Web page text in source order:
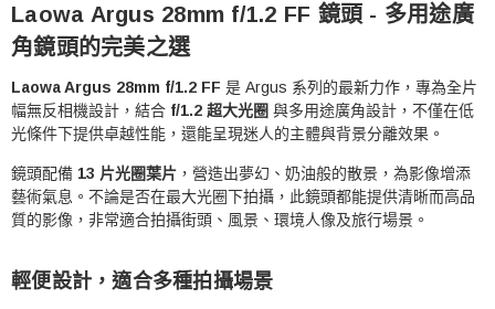
Laowa Argus 28mm f/1.2 FF 鏡頭 - 多用途廣
角鏡頭的完美之選
Laowa Argus 28mm f/1.2 FF 是 Argus 系列的最新力作，專為全片
幅無反相機設計，結合 f/1.2 超大光圈 與多用途廣角設計，不僅在低
光條件下提供卓越性能，還能呈現迷人的主體與背景分離效果。
鏡頭配備 13 片光圈葉片 ，營造出夢幻、奶油般的散景，為影像增添
藝術氣息。不論是否在最大光圈下拍攝，此鏡頭都能提供清晰而高品
質的影像，非常適合拍攝街頭、風景、環境人像及旅行場景。
輕便設計，適合多種拍攝場景